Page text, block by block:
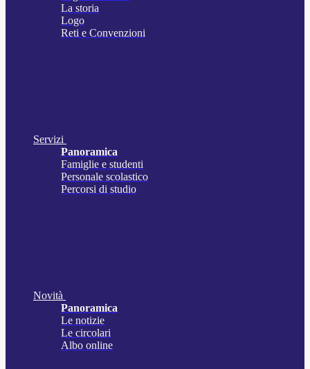
La storia
Logo
Reti e Convenzioni
Servizi
Panoramica
Famiglie e studenti
Personale scolastico
Percorsi di studio
Novità
Panoramica
Le notizie
Le circolari
Albo online